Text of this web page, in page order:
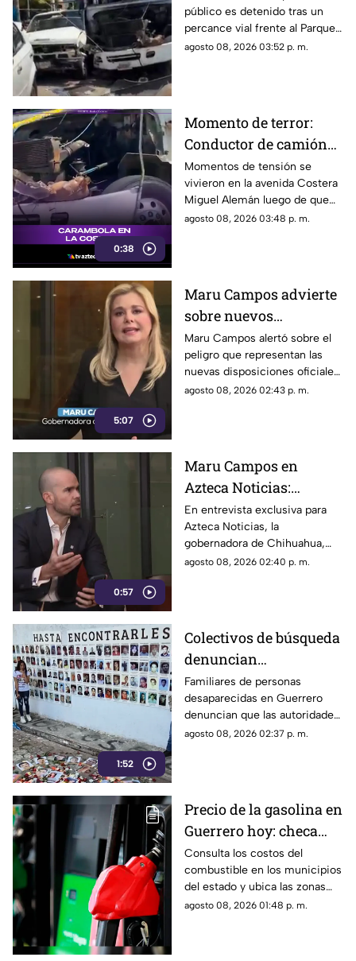
daños
público es detenido tras un
percance vial frente al Parque
de la Reina.
agosto 08, 2026 03:52 p. m.
0:38
Momento de terror:
Conductor de camión
urbano pierde el
control y choca contra
autos en plena Costera
Miguel Alemán
Momentos de tensión se
vivieron en la avenida Costera
Miguel Alemán luego de que
un camión urbano se estrellara
agosto 08, 2026 03:48 p. m.
5:07
Maru Campos advierte
sobre nuevos
lineamientos: Alerta
que buscan sancionar a
medios críticos y
limitar la libertad de
Maru Campos alertó sobre el
peligro que representan las
nuevas disposiciones oficiales,
las cuales podrían utilizarse
agosto 08, 2026 02:43 p. m.
0:57
Maru Campos en
Azteca Noticias:
Advierte que nuevos
lineamientos del
Gobierno Federal
amenazan la libertad
En entrevista exclusiva para
Azteca Noticias, la
gobernadora de Chihuahua,
Maru Campos, alzó la voz
expresión.
agosto 08, 2026 02:40 p. m.
1:52
Colectivos de búsqueda
denuncian
restricciones para
ingresar a la sierra de
Chilpancingo
Familiares de personas
desaparecidas en Guerrero
denuncian que las autoridades
les negaron el
difusión.
agosto 08, 2026 02:37 p. m.
Precio de la gasolina en
Guerrero hoy: checa
cuánto cuestan los
litros
Consulta los costos del
combustible en los municipios
del estado y ubica las zonas
con las tarifas más accesibles
agosto 08, 2026 01:48 p. m.